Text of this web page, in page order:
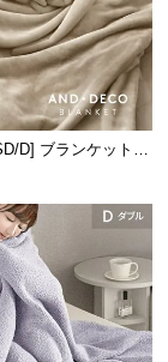
D] ブランケット
プ